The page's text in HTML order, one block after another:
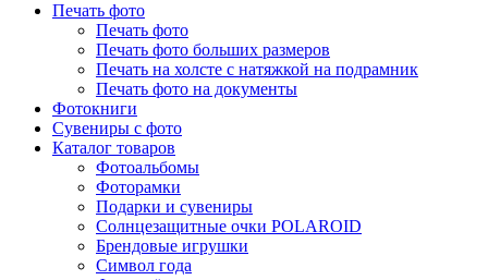
Печать фото
Печать фото
Печать фото больших размеров
Печать на холсте с натяжкой на подрамник
Печать фото на документы
Фотокниги
Сувениры с фото
Каталог товаров
Фотоальбомы
Фоторамки
Подарки и сувениры
Солнцезащитные очки POLAROID
Брендовые игрушки
Символ года